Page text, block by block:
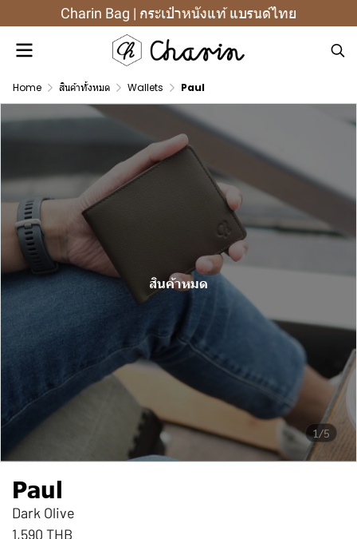
Charin Bag | กระเป๋าหนังแท้ แบรนด์ไทย
Home สินค้าทั้งหมด Wallets Paul
1/5
สินค้าหมด
Paul
Dark Olive
1,590 THB